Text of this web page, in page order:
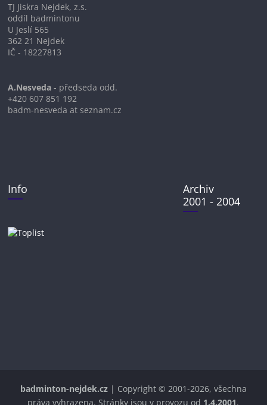
TJ Jiskra Nejdek, z.s.
oddíl badmintonu
U Jeslí 565
362 21 Nejdek
IČ - 18227813
A.Nesveda - předseda odd.
+420 607 851 192
badm-nesveda at seznam.cz
Info
Archiv
2001 - 2004
badminton-nejdek.cz| Copyright © 2001-2026, všechna
práva vyhrazena. Stránky jsou v provozu od 1.4.2001.